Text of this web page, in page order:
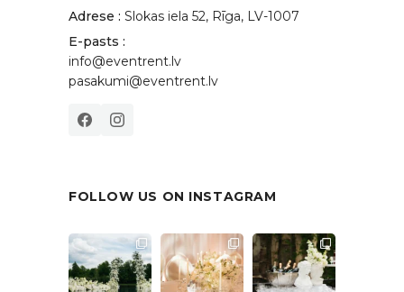
Adrese : Slokas iela 52, Rīga, LV-1007
E-pasts :
info@eventrent.lv
pasakumi@eventrent.lv
FOLLOW US ON INSTAGRAM